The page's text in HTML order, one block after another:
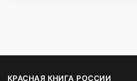
КРАСНАЯ КНИГА РОССИИ